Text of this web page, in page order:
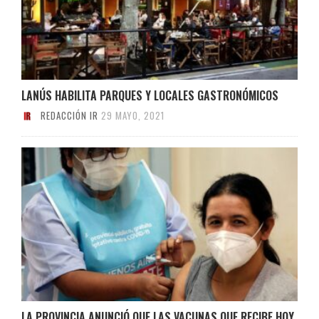
LANÚS HABILITA PARQUES Y LOCALES GASTRONÓMICOS
REDACCIÓN IR 29 MAYO, 2021